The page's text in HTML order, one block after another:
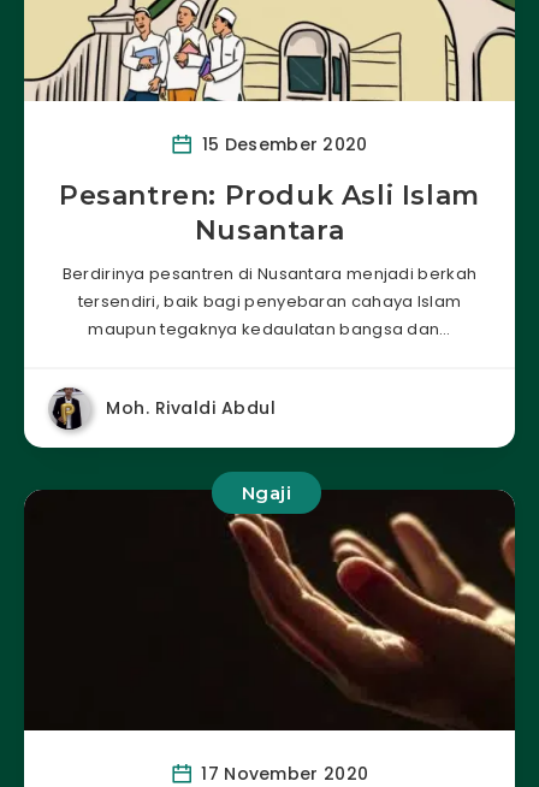
15 Desember 2020
Pesantren: Produk Asli Islam
Nusantara
Berdirinya pesantren di Nusantara menjadi berkah
tersendiri, baik bagi penyebaran cahaya Islam
maupun tegaknya kedaulatan bangsa dan…
Moh. Rivaldi Abdul
Ngaji
17 November 2020